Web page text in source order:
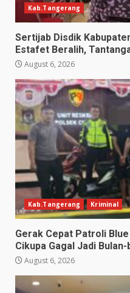
Kab.Tangerang
Sertijab Disdik
Estafet Beralih,
August 6, 2026
Kab.Tangerang Kriminal
Gerak Cepat Patroli
Cikupa Gagal Jadi
August 6, 2026